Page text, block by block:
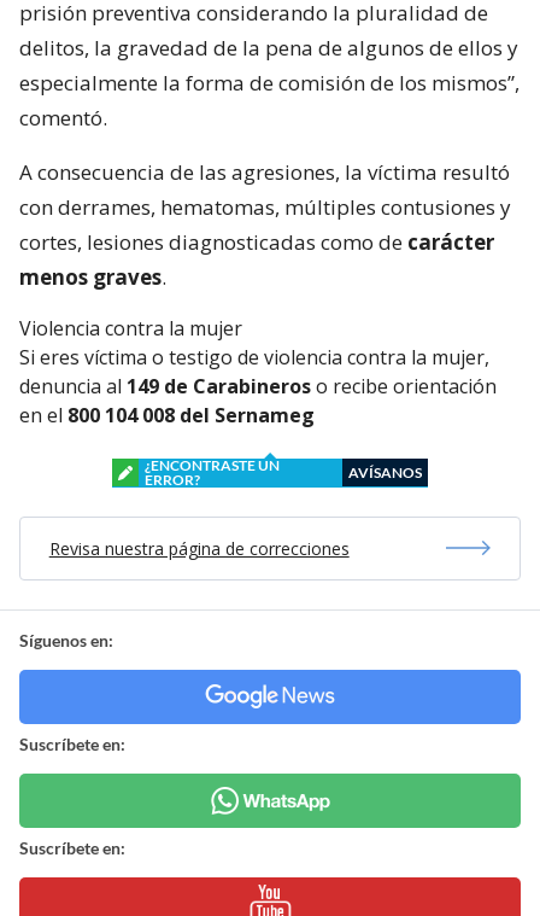
prisión preventiva considerando la pluralidad de
delitos, la gravedad de la pena de algunos de ellos y
especialmente la forma de comisión de los mismos”,
comentó.
A consecuencia de las agresiones, la víctima resultó
con derrames, hematomas, múltiples contusiones y
cortes, lesiones diagnosticadas como de carácter
menos graves.
Violencia contra la mujer
Si eres víctima o testigo de violencia contra la mujer,
denuncia al 149 de Carabineroso recibe orientación
en el 800 104 008 del Sernameg
¿ENCONTRASTE UN
ERROR?
AVÍSANOS
Revisa nuestra página de correcciones
Síguenos en:
Suscríbete en:
Suscríbete en: